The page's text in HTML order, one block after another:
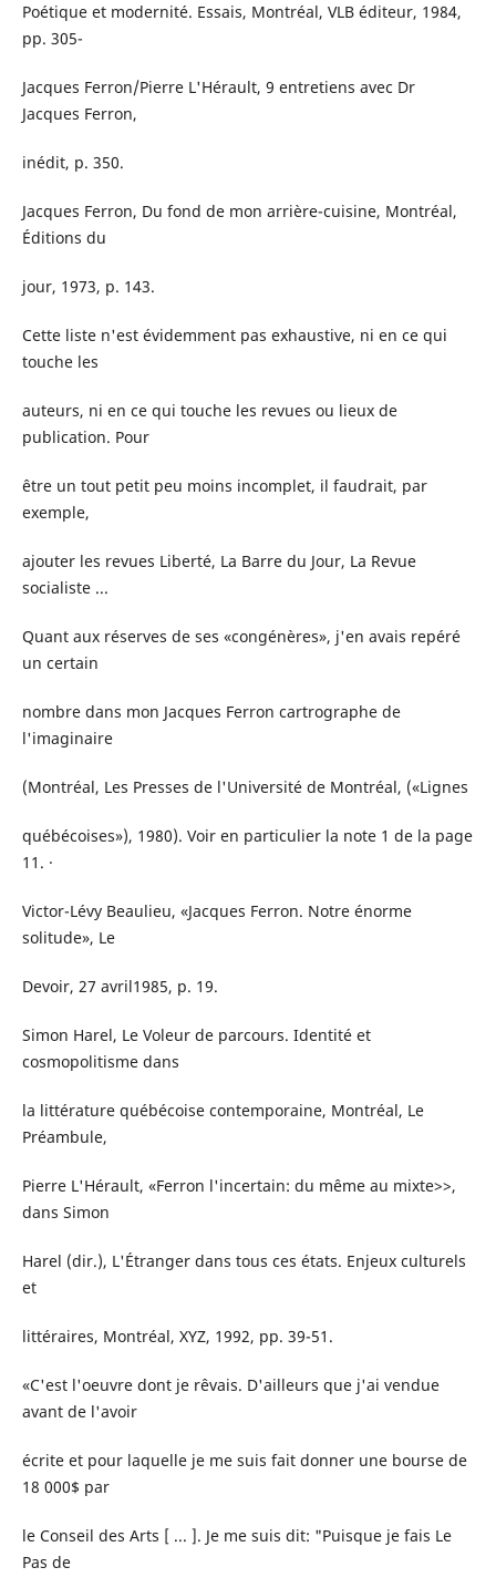
Poétique et modernité. Essais, Montréal, VLB éditeur, 1984,
pp. 305-
Jacques Ferron/Pierre L'Hérault, 9 entretiens avec Dr
Jacques Ferron,
inédit, p. 350.
Jacques Ferron, Du fond de mon arrière-cuisine, Montréal,
Éditions du
jour, 1973, p. 143.
Cette liste n'est évidemment pas exhaustive, ni en ce qui
touche les
auteurs, ni en ce qui touche les revues ou lieux de
publication. Pour
être un tout petit peu moins incomplet, il faudrait, par
exemple,
ajouter les revues Liberté, La Barre du Jour, La Revue
socialiste ...
Quant aux réserves de ses «congénères», j'en avais repéré
un certain
nombre dans mon Jacques Ferron cartrographe de
l'imaginaire
(Montréal, Les Presses de l'Université de Montréal, («Lignes
québécoises»), 1980). Voir en particulier la note 1 de la page
11. ·
Victor-Lévy Beaulieu, «Jacques Ferron. Notre énorme
solitude», Le
Devoir, 27 avril1985, p. 19.
Simon Harel, Le Voleur de parcours. Identité et
cosmopolitisme dans
la littérature québécoise contemporaine, Montréal, Le
Préambule,
Pierre L'Hérault, «Ferron l'incertain: du même au mixte>>,
dans Simon
Harel (dir.), L'Étranger dans tous ces états. Enjeux culturels
et
littéraires, Montréal, XYZ, 1992, pp. 39-51.
«C'est l'oeuvre dont je rêvais. D'ailleurs que j'ai vendue
avant de l'avoir
écrite et pour laquelle je me suis fait donner une bourse de
18 000$ par
le Conseil des Arts [ ... ]. Je me suis dit: "Puisque je fais Le
Pas de